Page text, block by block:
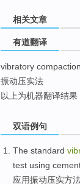
相关文章
有道翻译
vibratory
振动压实法
以上为机器翻译结
双语例句
The standard
test using
应用振动压实方